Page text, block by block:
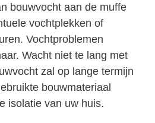
bouwvocht aan de muffe
vochtplekken of
Vochtproblemen
Wacht niet te lang met
zal op lange termijn
bouwmateriaal
isolatie van uw huis.